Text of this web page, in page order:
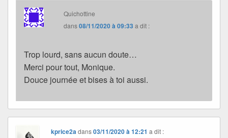
Quichottine
dans08/11/2020 à 09:33 a dit :
Trop lourd, sans aucun doute…
Merci pour tout, Monique.
Douce journée et bises à toi aussi.
kprice2adans03/11/2020 à 12:21 a dit :